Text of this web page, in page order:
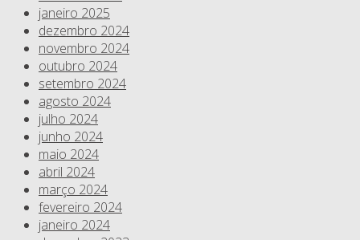
janeiro 2025
dezembro 2024
novembro 2024
outubro 2024
setembro 2024
agosto 2024
julho 2024
junho 2024
maio 2024
abril 2024
março 2024
fevereiro 2024
janeiro 2024